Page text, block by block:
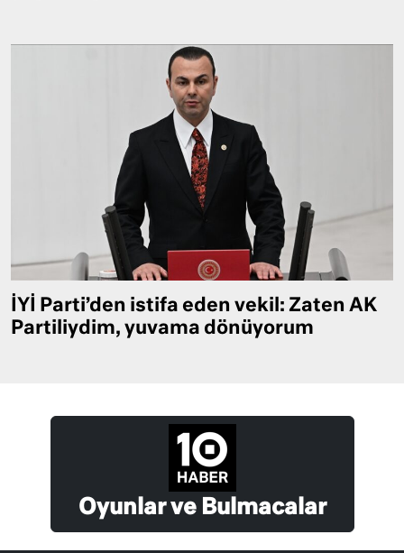
İYİ Parti’den istifa eden vekil: Zaten AK
Partiliydim, yuvama dönüyorum
Oyunlar ve Bulmacalar